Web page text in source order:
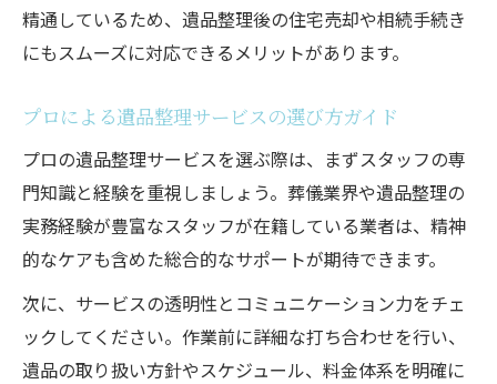
精通しているため、遺品整理後の住宅売却や相続手続き
にもスムーズに対応できるメリットがあります。
プロによる遺品整理サービスの選び方ガイド
プロの遺品整理サービスを選ぶ際は、まずスタッフの専
門知識と経験を重視しましょう。葬儀業界や遺品整理の
実務経験が豊富なスタッフが在籍している業者は、精神
的なケアも含めた総合的なサポートが期待できます。
次に、サービスの透明性とコミュニケーション力をチェ
ックしてください。作業前に詳細な打ち合わせを行い、
遺品の取り扱い方針やスケジュール、料金体系を明確に